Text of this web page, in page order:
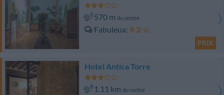
570 m du centre
Fabuleux 9.2/10
PRIX
Hotel Antica Torre
1.11 km du centre